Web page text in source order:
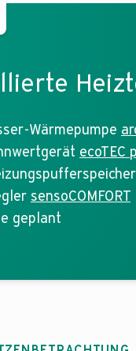
Wärmepumpe
ecoTEC
sensoCOMFORT
geplant